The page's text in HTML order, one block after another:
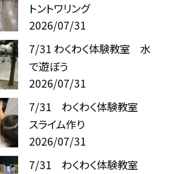
トントワリング
2026/07/31
7/31 わくわく体験教室 水
で遊ぼう
2026/07/31
7/31 わくわく体験教室
スライム作り
2026/07/31
7/31 わくわく体験教室